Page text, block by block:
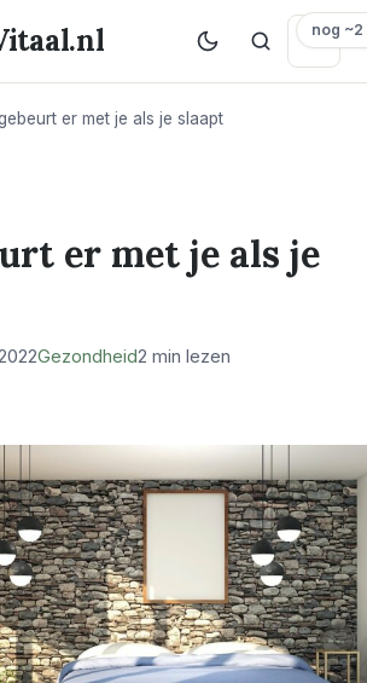
er met je als je slaapt
er met je als je
Gezondheid2 min lezen
nog ~2